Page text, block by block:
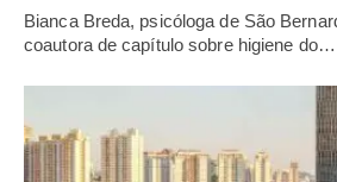
Bianca Breda, psicóloga de São
coautora de capítulo sobre higiene do…